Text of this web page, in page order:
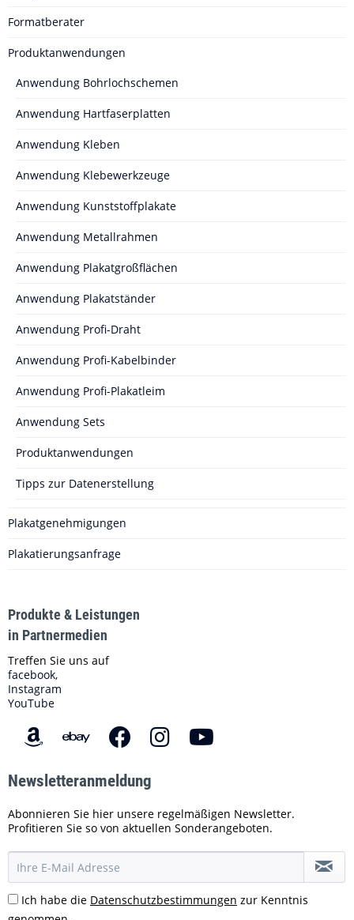
Formatberater
Produktanwendungen
Anwendung Bohrlochschemen
Anwendung Hartfaserplatten
Anwendung Kleben
Anwendung Klebewerkzeuge
Anwendung Kunststoffplakate
Anwendung Metallrahmen
Anwendung Plakatgroßflächen
Anwendung Plakatständer
Anwendung Profi-Draht
Anwendung Profi-Kabelbinder
Anwendung Profi-Plakatleim
Anwendung Sets
Produktanwendungen
Tipps zur Datenerstellung
Plakatgenehmigungen
Plakatierungsanfrage
Produkte & Leistungen
in Partnermedien
Treffen Sie uns auf
facebook,
Instagram
YouTube
Newsletteranmeldung
Abonnieren Sie hier unsere regelmäßigen Newsletter.
Profitieren Sie so von aktuellen Sonderangeboten.
Ich habe die Datenschutzbestimmungen zur Kenntnis